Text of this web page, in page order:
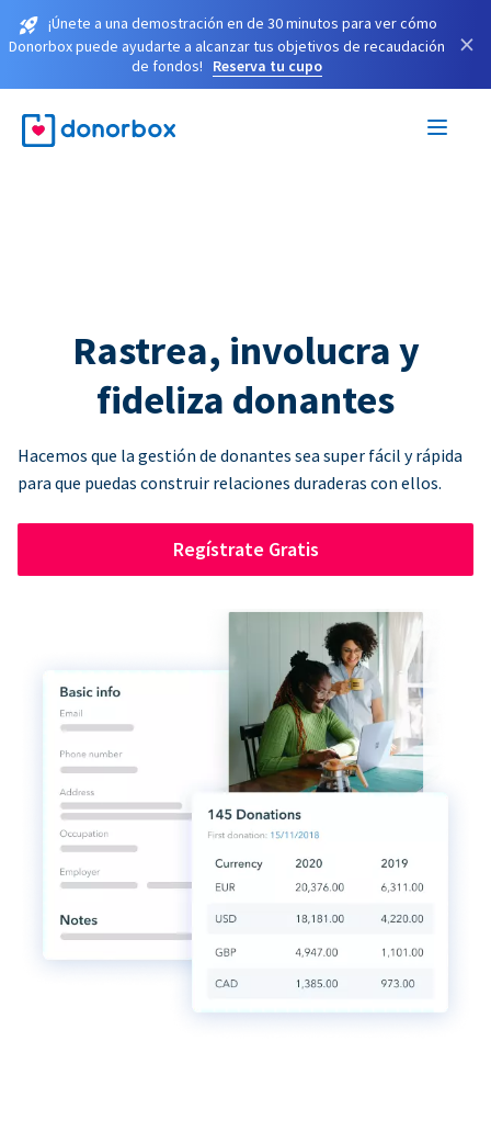
¡Únete a una demostración en de 30 minutos para ver cómo
Donorbox puede ayudarte a alcanzar tus objetivos de recaudación
de fondos!
Reserva tu cupo
×
Rastrea, involucra y
fideliza donantes
Hacemos que la gestión de donantes sea super fácil y rápida
para que puedas construir relaciones duraderas con ellos.
Regístrate Gratis